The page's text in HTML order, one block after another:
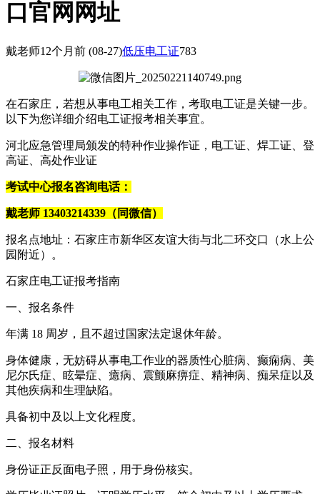
口官网网址
戴老师12个月前 (08-27)低压电工证783
在石家庄，若想从事电工相关工作，考取电工证是关键一步。
以下为您详细介绍电工证报考相关事宜。
河北应急管理局颁发的特种作业操作证，电工证、焊工证、登
高证、高处作业证
考试中心报名咨询电话：
戴老师 13403214339（同微信）
报名点地址：石家庄市新华区友谊大街与北二环交口（水上公
园附近）。
石家庄电工证报考指南
一、报名条件
年满 18 周岁，且不超过国家法定退休年龄。
身体健康，无妨碍从事电工作业的器质性心脏病、癫痫病、美
尼尔氏症、眩晕症、癔病、震颤麻痹症、精神病、痴呆症以及
其他疾病和生理缺陷。
具备初中及以上文化程度。
二、报名材料
身份证正反面电子照，用于身份核实。